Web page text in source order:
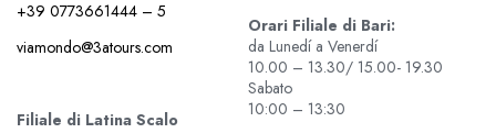
+39 0773661444 – 5
viamondo@3atours.com
Filiale di Latina Scalo
Orari Filiale di Bari:
da Lunedí a Venerdí
10.00 – 13.30/ 15.00- 19.30
Sabato
10:00 – 13:30